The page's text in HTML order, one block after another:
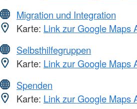
Migration und Integration
Karte: Link zur Google Maps
Selbsthilfegruppen
Karte: Link zur Google Maps
Spenden
Karte: Link zur Google Maps